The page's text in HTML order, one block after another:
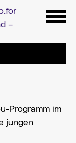
Programm im
jungen